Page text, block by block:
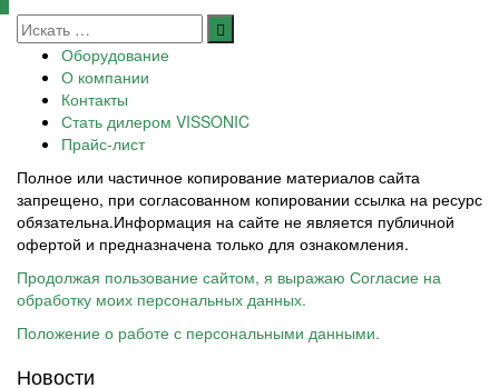
Оборудование
О компании
Контакты
Стать дилером VISSONIC
Прайс-лист
Полное или частичное копирование материалов сайта
запрещено, при согласованном копировании ссылка на ресурс
обязательна.Информация на сайте не является публичной
офертой и предназначена только для ознакомления.
Продолжая пользование сайтом, я выражаю Согласие на
обработку моих персональных данных.
Положение о работе с персональными данными.
Новости